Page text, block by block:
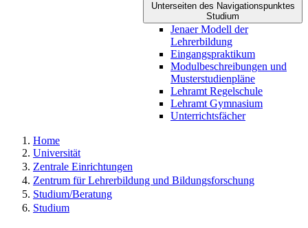
Unterseiten des Navigationspunktes
Studium
Jenaer Modell der
Lehrerbildung
Eingangspraktikum
Modulbeschreibungen und
Musterstudienpläne
Lehramt Regelschule
Lehramt Gymnasium
Unterrichtsfächer
Home
Universität
Zentrale Einrichtungen
Zentrum für Lehrerbildung und Bildungsforschung
Studium/Beratung
Studium